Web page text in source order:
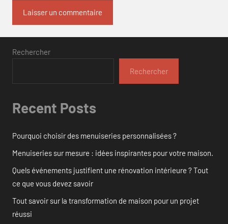
Rechercher
Rechercher
Recent Posts
Pourquoi choisir des menuiseries personnalisées ?
Menuiseries sur mesure : idées inspirantes pour votre maison.
Quels événements justifient une rénovation intérieure ? Tout
ce que vous devez savoir
Tout savoir sur la transformation de maison pour un projet
réussi